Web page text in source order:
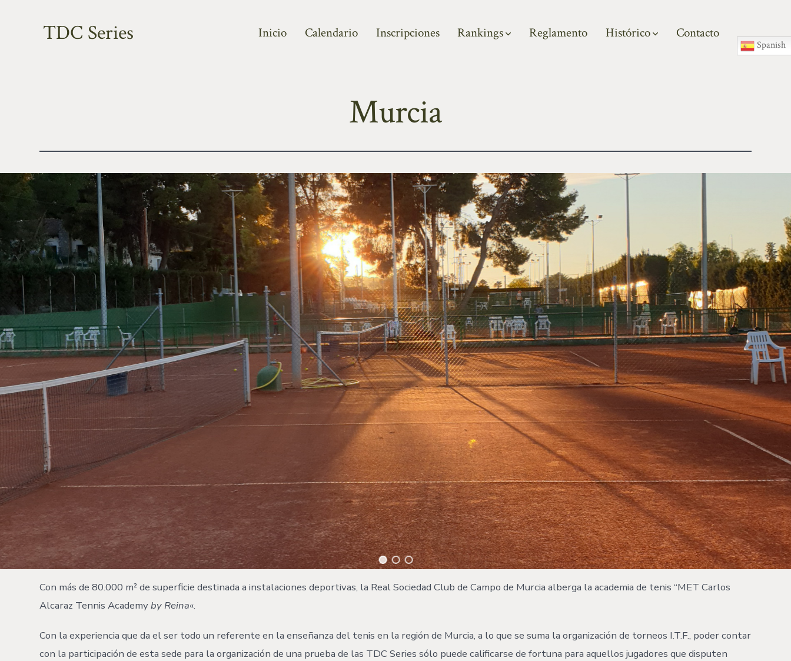
TDC Series Inicio Calendario Inscripciones Rankings Reglamento Histórico Contacto
Spanish
Murcia
Con más de 80.000 m² de superficie destinada a instalaciones deportivas, la Real Sociedad Club de Campo de Murcia alberga la academia de tenis “MET Carlos
Alcaraz Tennis Academyby Reina«.
Con la experiencia que da el ser todo un referente en la enseñanza del tenis en la región de Murcia, a lo que se suma la organización de torneos I.T.F., poder contar
con la participación de esta sede para la organización de una prueba de las TDC Series sólo puede calificarse de fortuna para aquellos jugadores que disputen